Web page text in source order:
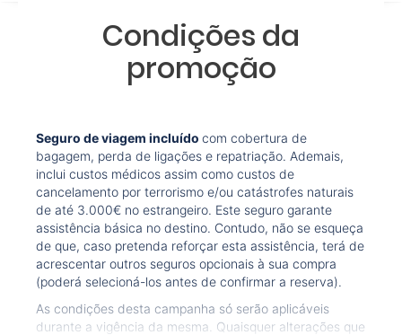
Condições da
promoção
Seguro de viagem incluído com cobertura de
bagagem, perda de ligações e repatriação. Ademais,
inclui custos médicos assim como custos de
cancelamento por terrorismo e/ou catástrofes naturais
de até 3.000€ no estrangeiro. Este seguro garante
assistência básica no destino. Contudo, não se esqueça
de que, caso pretenda reforçar esta assistência, terá de
acrescentar outros seguros opcionais à sua compra
(poderá selecioná-los antes de confirmar a reserva).
As condições desta campanha só serão aplicáveis
durante a vigência da mesma. Quaisquer alterações que